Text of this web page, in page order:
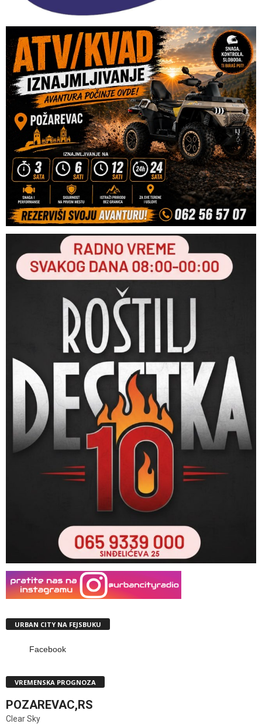
URBAN CITY NA FEJSBUKU
Facebook
VREMENSKA PROGNOZA
POZAREVAC,RS
Clear Sky